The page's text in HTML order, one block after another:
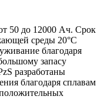
50 до 12000 Aч. Срок
среды 20°C
благодаря
запасу
разработаны
благодаря сплавам